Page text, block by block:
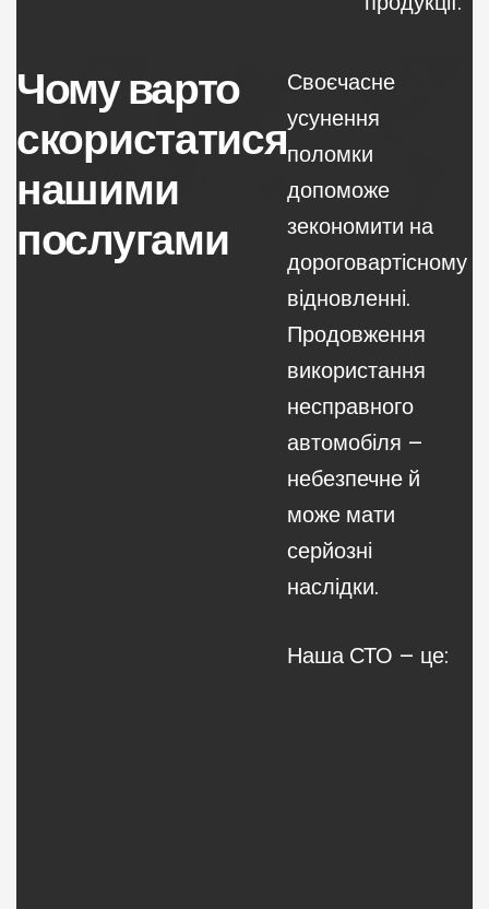
Чому варто
скористатися
нашими
послугами
Своєчасне
усунення
поломки
допоможе
зекономити на
дороговартісному
відновленні.
Продовження
використання
несправного
автомобіля –
небезпечне й
може мати
серйозні
наслідки.
Наша СТО – це: